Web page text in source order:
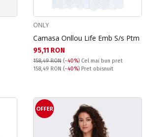
ONLY
Camasa Onllou Life Emb S/s Ptm
Текуща цена:
95,11 RON
158,49 RON (-40%) Cel mai bun pret
Pret obisnuit:
158,49 RON (-40%) Pret obisnuit
OFFER